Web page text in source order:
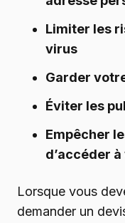
Limiter les
virus
Garder
Éviter les
Empêcher
d’accéder
Lorsque vous
demander un